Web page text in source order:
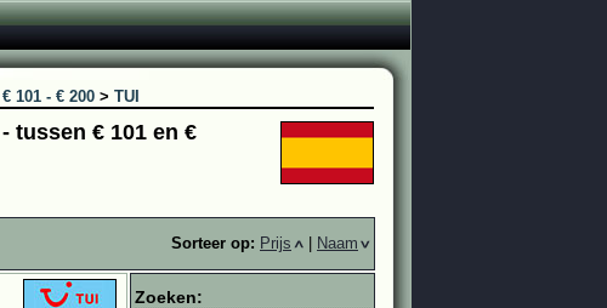
€ 101 - € 200 > TUI
tussen € 101 en €
Sorteer op: Prijs Naam
Zoeken: